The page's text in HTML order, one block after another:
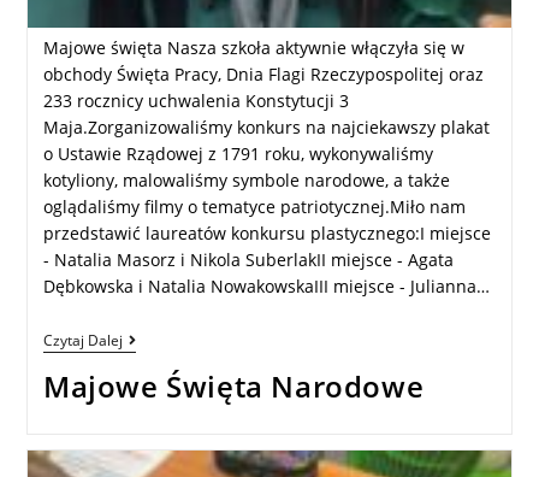
Majowe święta Nasza szkoła aktywnie włączyła się w
obchody Święta Pracy, Dnia Flagi Rzeczypospolitej oraz
233 rocznicy uchwalenia Konstytucji 3
Maja.Zorganizowaliśmy konkurs na najciekawszy plakat
o Ustawie Rządowej z 1791 roku, wykonywaliśmy
kotyliony, malowaliśmy symbole narodowe, a także
oglądaliśmy filmy o tematyce patriotycznej.Miło nam
przedstawić laureatów konkursu plastycznego:I miejsce
- Natalia Masorz i Nikola SuberlakII miejsce - Agata
Dębkowska i Natalia NowakowskaIII miejsce - Julianna…
Czytaj Dalej
Majowe Święta Narodowe